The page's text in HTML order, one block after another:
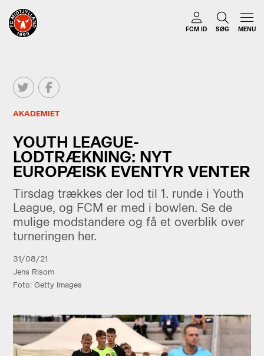
FCM ID SØG MENU
AKADEMIET
YOUTH LEAGUE-
LODTRÆKNING: NYT
EUROPÆISK EVENTYR VENTER
Tirsdag trækkes der lod til 1. runde i Youth
League, og FCM er med i bowlen. Se de
mulige modstandere og få et overblik over
turneringen her.
31/08/21
Jens Risom
Foto: Getty Images